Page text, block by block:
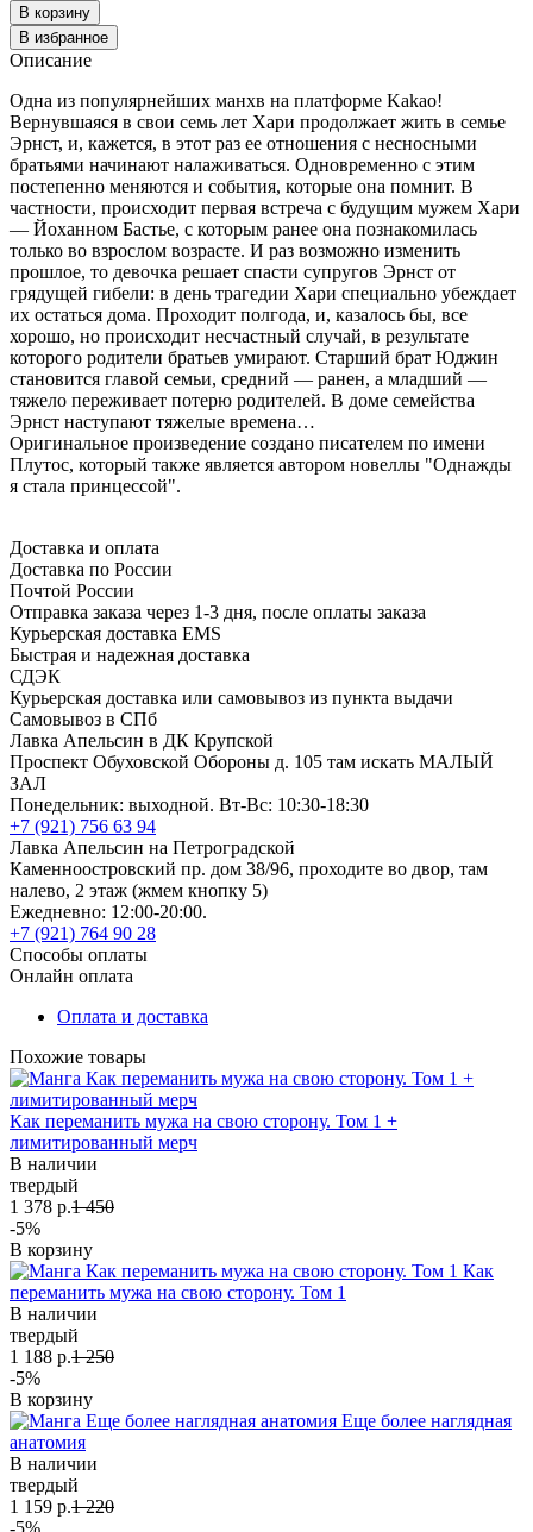
В корзину
В избранное
Описание
Одна из популярнейших манхв на платформе Kakao!
Вернувшаяся в свои семь лет Хари продолжает жить в семье
Эрнст, и, кажется, в этот раз ее отношения с несносными
братьями начинают налаживаться. Одновременно с этим
постепенно меняются и события, которые она помнит. В
частности, происходит первая встреча с будущим мужем Хари
— Йоханном Бастье, с которым ранее она познакомилась
только во взрослом возрасте. И раз возможно изменить
прошлое, то девочка решает спасти супругов Эрнст от
грядущей гибели: в день трагедии Хари специально убеждает
их остаться дома. Проходит полгода, и, казалось бы, все
хорошо, но происходит несчастный случай, в результате
которого родители братьев умирают. Старший брат Юджин
становится главой семьи, средний — ранен, а младший —
тяжело переживает потерю родителей. В доме семейства
Эрнст наступают тяжелые времена…
Оригинальное произведение создано писателем по имени
Плутос, который также является автором новеллы "Однажды
я стала принцессой".
Доставка и оплата
Доставка по России
Почтой России
Отправка заказа через 1-3 дня, после оплаты заказа
Курьерская доставка EMS
Быстрая и надежная доставка
СДЭК
Курьерская доставка или самовывоз из пункта выдачи
Самовывоз в СПб
Лавка Апельсин в ДК Крупской
Проспект Обуховской Обороны д. 105 там искать МАЛЫЙ
ЗАЛ
Понедельник: выходной. Вт-Вс: 10:30-18:30
+7 (921) 756 63 94
Лавка Апельсин на Петроградской
Каменноостровский пр. дом 38/96, проходите во двор, там
налево, 2 этаж (жмем кнопку 5)
Ежедневно: 12:00-20:00.
+7 (921) 764 90 28
Способы оплаты
Онлайн оплата
Оплата и доставка
Похожие товары
Как переманить мужа на свою сторону. Том 1 +
лимитированный мерч
В наличии
твердый
1 378 р.1 450
-5%
В корзину
Как
переманить мужа на свою сторону. Том 1
В наличии
твердый
1 188 р.1 250
-5%
В корзину
Еще более наглядная
анатомия
В наличии
твердый
1 159 р.1 220
-5%